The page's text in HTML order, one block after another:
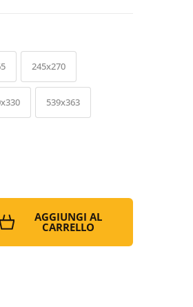
245x270
539x363
AGGIUNGI AL
CARRELLO